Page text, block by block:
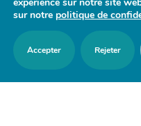
sur notre politique de
Accepter Rejeter